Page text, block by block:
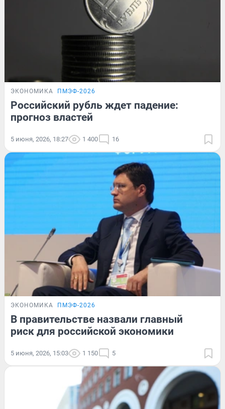
ЭКОНОМИКА ПМЭФ-2026
Российский рубль ждет падение:
прогноз властей
5 июня, 2026, 18:27 1 400 16
ЭКОНОМИКА ПМЭФ-2026
В правительстве назвали главный
риск для российской экономики
5 июня, 2026, 15:03 1 150 5